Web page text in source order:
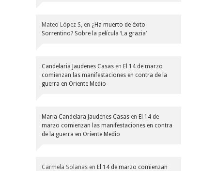
Mateo López S, en ¿Ha muerto de éxito
Sorrentino? Sobre la película ‘La grazia’
Candelaria Jaudenes Casas en El 14 de marzo
comienzan las manifestaciones en contra de la
guerra en Oriente Medio
Maria Candelara Jaudenes Casas en El 14 de
marzo comienzan las manifestaciones en contra
de la guerra en Oriente Medio
Carmela Solanas en El 14 de marzo comienzan